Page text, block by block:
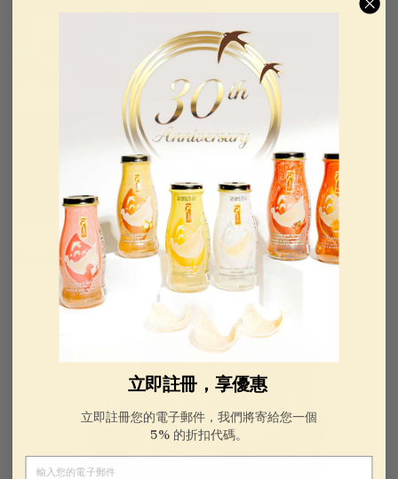
增強免疫系統的 7 種補救措施
10月14， 2021 金燕窩
可食用的燕窩
血燕窩 - 罕見的亞洲美食
4月06， 2022 金燕窩
特色產品
立即註冊，享優惠
立即註冊您的電子郵件，我們將寄給您一個
5% 的折扣代碼。
電子郵件